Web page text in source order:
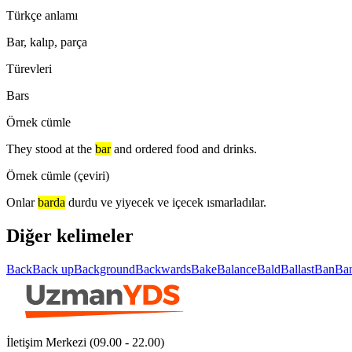
Türkçe anlamı
Bar, kalıp, parça
Türevleri
Bars
Örnek cümle
They stood at the bar and ordered food and drinks.
Örnek cümle (çeviri)
Onlar barda durdu ve yiyecek ve içecek ısmarladılar.
Diğer kelimeler
BackBack upBackgroundBackwardsBakeBalanceBaldBallastBan
İletişim Merkezi (09.00 - 22.00)